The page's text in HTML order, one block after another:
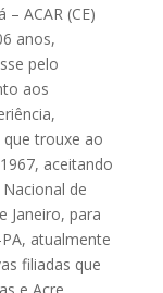
ACAR (CE)
anos,
pelo
aos
trouxe ao
aceitando
de
Janeiro, para
atualmente
filiadas que